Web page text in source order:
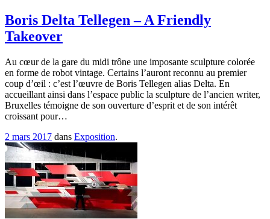
Boris Delta Tellegen – A Friendly
Takeover
Au cœur de la gare du midi trône une imposante sculpture colorée
en forme de robot vintage. Certains l’auront reconnu au premier
coup d’œil : c’est l’œuvre de Boris Tellegen alias Delta. En
accueillant ainsi dans l’espace public la sculpture de l’ancien writer,
Bruxelles témoigne de son ouverture d’esprit et de son intérêt
croissant pour…
2 mars 2017 dans Exposition.